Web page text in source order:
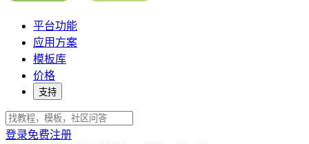
平台功能
应用方案
模板库
价格
支持
登录免费注册